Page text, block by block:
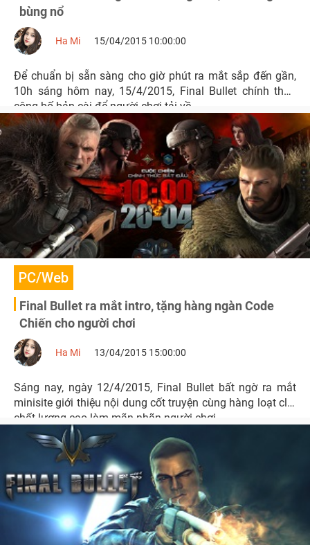
bùng nổ
Ha Mi 15/04/2015 10:00:00
Để chuẩn bị sẵn sàng cho giờ phút ra mắt sắp đến gần,
10h sáng hôm nay, 15/4/2015, Final Bullet chính thức
công bố bản cài để người chơi tải về.
PC/Web
Final Bullet ra mắt intro, tặng hàng ngàn Code
Chiến cho người chơi
Ha Mi 13/04/2015 15:00:00
Sáng nay, ngày 12/4/2015, Final Bullet bất ngờ ra mắt
minisite giới thiệu nội dung cốt truyện cùng hàng loạt clip
chất lượng cao làm mãn nhãn người chơi.